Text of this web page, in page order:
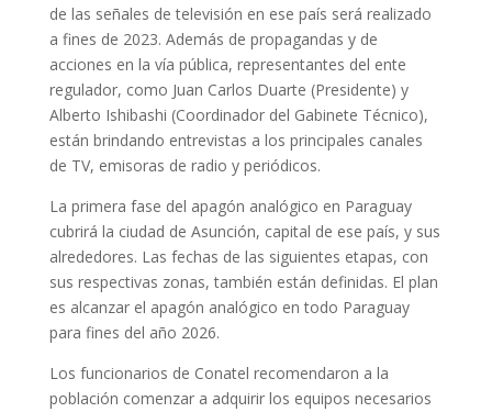
de las señales de televisión en ese país será realizado
a fines de 2023. Además de propagandas y de
acciones en la vía pública, representantes del ente
regulador, como Juan Carlos Duarte (Presidente) y
Alberto Ishibashi (Coordinador del Gabinete Técnico),
están brindando entrevistas a los principales canales
de TV, emisoras de radio y periódicos.
La primera fase del apagón analógico en Paraguay
cubrirá la ciudad de Asunción, capital de ese país, y sus
alrededores. Las fechas de las siguientes etapas, con
sus respectivas zonas, también están definidas. El plan
es alcanzar el apagón analógico en todo Paraguay
para fines del año 2026.
Los funcionarios de Conatel recomendaron a la
población comenzar a adquirir los equipos necesarios